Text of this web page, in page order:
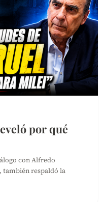
por qué
con Alfredo
también respaldó la